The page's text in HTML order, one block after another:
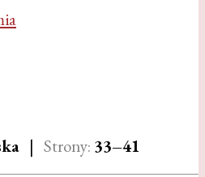
| Strony: 33–41